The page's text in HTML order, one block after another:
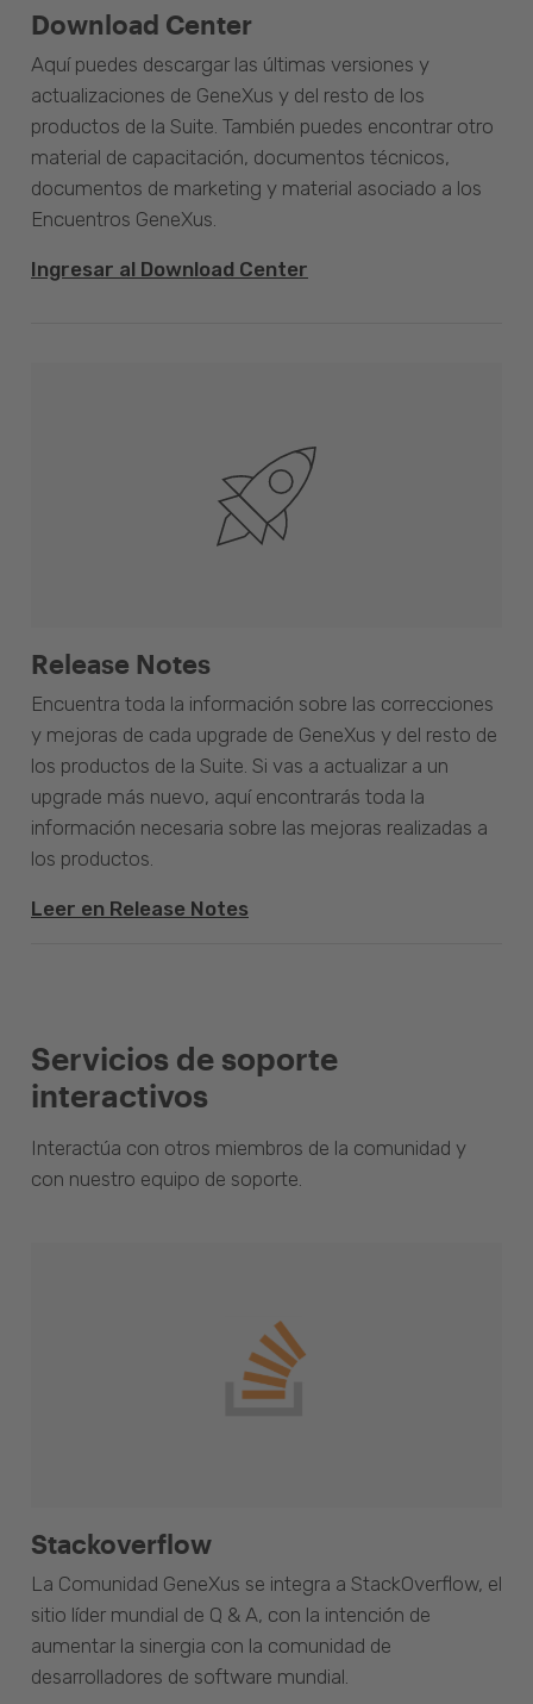
Download Center
Aquí puedes descargar las últimas versiones y
actualizaciones de GeneXus y del resto de los
productos de la Suite. También puedes encontrar otro
material de capacitación, documentos técnicos,
documentos de marketing y material asociado a los
Encuentros GeneXus.
Ingresar al Download Center
Release Notes
Encuentra toda la información sobre las correcciones
y mejoras de cada upgrade de GeneXus y del resto de
los productos de la Suite. Si vas a actualizar a un
upgrade más nuevo, aquí encontrarás toda la
información necesaria sobre las mejoras realizadas a
los productos.
Leer en Release Notes
Servicios de soporte
interactivos
Interactúa con otros miembros de la comunidad y
con nuestro equipo de soporte.
Stackoverflow
La Comunidad GeneXus se integra a StackOverflow, el
sitio líder mundial de Q & A, con la intención de
aumentar la sinergia con la comunidad de
desarrolladores de software mundial.